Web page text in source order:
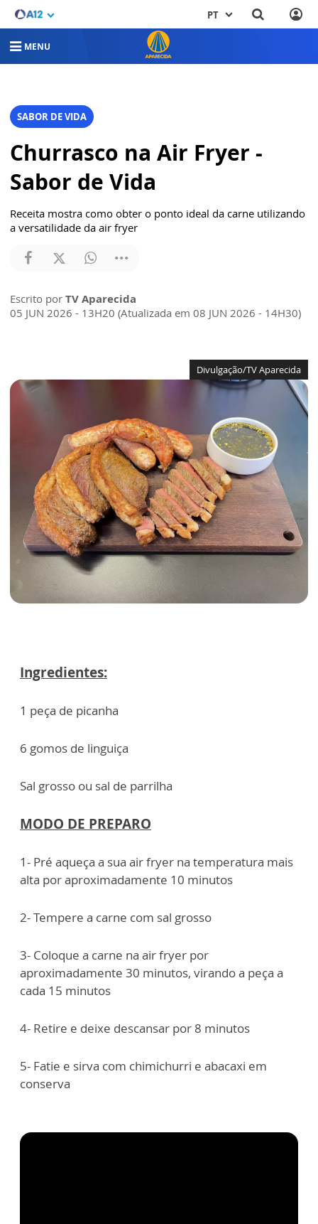
PT
MENU
SABOR DE VIDA
Churrasco na Air Fryer -
Sabor de Vida
Receita mostra como obter o ponto ideal da carne utilizando
a versatilidade da air fryer
Escrito por TV Aparecida
05 JUN 2026 - 13H20 (Atualizada em 08 JUN 2026 - 14H30)
Divulgação/TV Aparecida
Ingredientes:
1 peça de picanha
6 gomos de linguiça
Sal grosso ou sal de parrilha
MODO DE PREPARO
1- Pré aqueça a sua air fryer na temperatura mais
alta por aproximadamente 10 minutos
2- Tempere a carne com sal grosso
3- Coloque a carne na air fryer por
aproximadamente 30 minutos, virando a peça a
cada 15 minutos
4- Retire e deixe descansar por 8 minutos
5- Fatie e sirva com chimichurri e abacaxi em
conserva